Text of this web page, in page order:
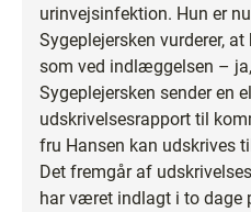
urinvejsinfektion. Hun er
Sygeplejersken vurderer,
som ved indlæggelsen –
Sygeplejersken sender en
udskrivelsesrapport til
fru Hansen kan udskrives
Det fremgår af
har været indlagt i to dage